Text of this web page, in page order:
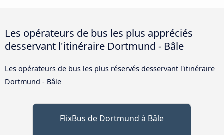
Les opérateurs de bus les plus appréciés
desservant l'itinéraire Dortmund - Bâle
Les opérateurs de bus les plus réservés desservant l'itinéraire
Dortmund - Bâle
FlixBus de Dortmund à Bâle